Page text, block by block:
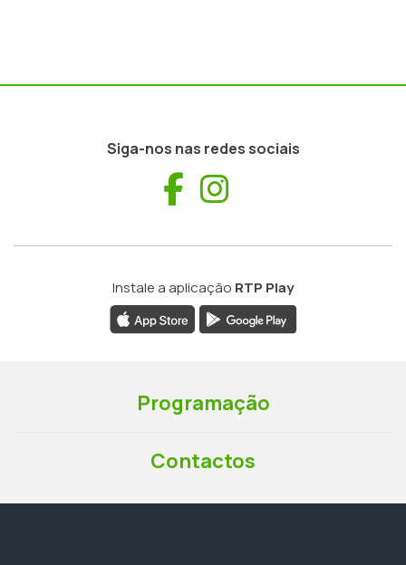
Siga-nos nas redes sociais
Facebook
Instale a aplicação RTP Play
Programação
Contactos